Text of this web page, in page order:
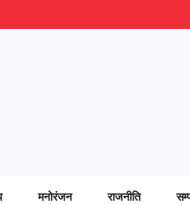
मनोरंजन राजनीति